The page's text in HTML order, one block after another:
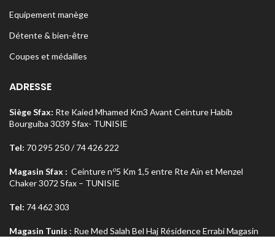
Equipement manège
Détente & bien-être
Coupes et médailles
ADRESSE
Siège Sfax: Rte Kaied Mhamed Km3 Avant Ceinture Habib
Bourguiba 3039 Sfax- TUNISIE
Tel: 70 295 250 / 74 426 222
Magasin Sfax : Ceinture no5 Km 1,5 entre Rte Aïn et Menzel
Chaker 3072 Sfax – TUNISIE
Tel: 74 462 303
Magasin Tunis : Rue Med Salah Bel Haj Résidence Errabi Magasin